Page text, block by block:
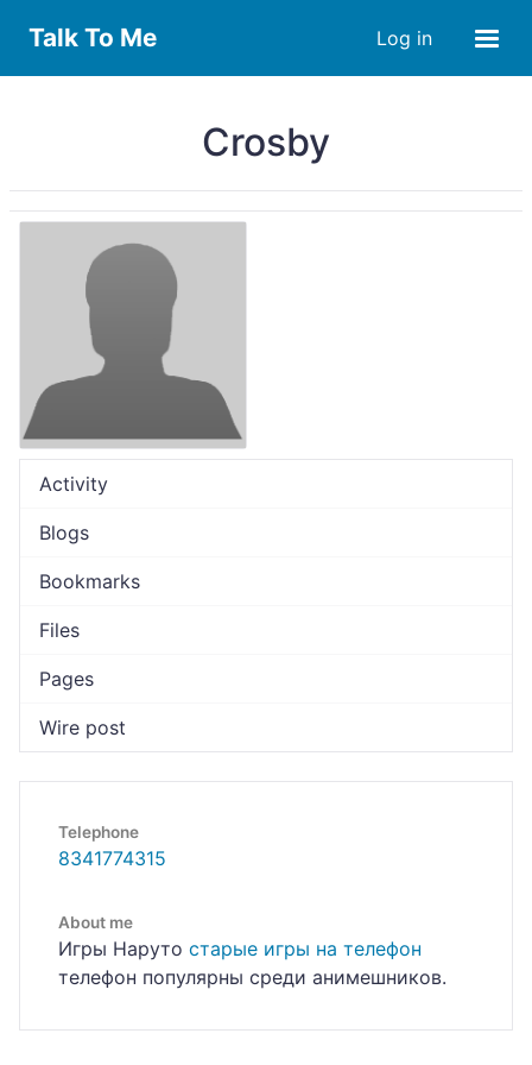
Talk To Me Log in
Crosby
Activity
Blogs
Bookmarks
Files
Pages
Wire post
Telephone
8341774315
About me
Игры Наруто старые игры на телефон
телефон популярны среди анимешников.